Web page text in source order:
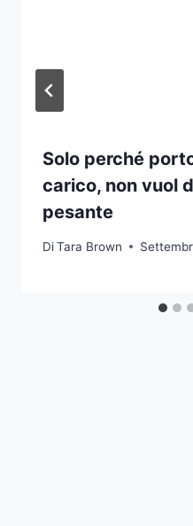
Solo perché
carico, non vuol
pesante
DiTara Brown